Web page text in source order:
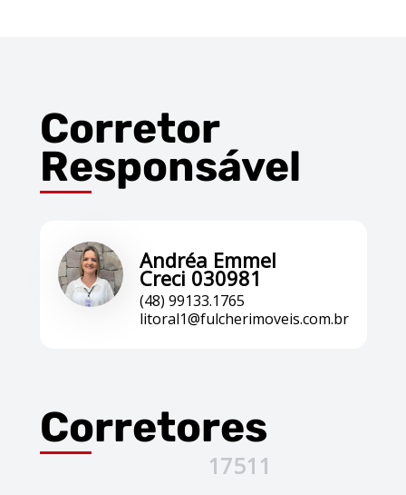
Corretor
Responsável
Andréa Emmel
Creci 030981
(48) 99133.1765
litoral1@fulcherimoveis.com.br
Corretores
17511